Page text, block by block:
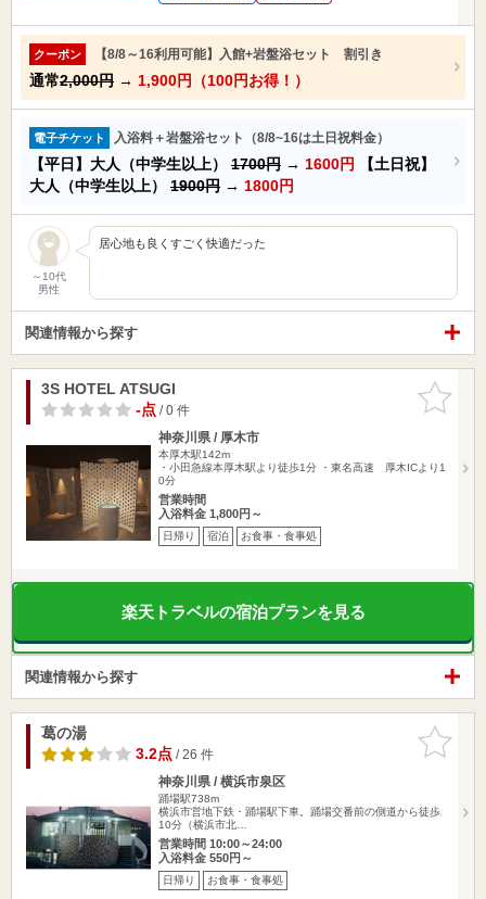
クーポン 【8/8～16利用可能】入館+岩盤浴セット 割引き
通常2,000円 → 1,900円（100円お得！）
電子チケット 入浴料＋岩盤浴セット（8/8~16は土日祝料金）
【平日】大人（中学生以上） 1700円 → 1600円
【土日祝】
大人（中学生以上） 1900円 → 1800円
～10代
男性
居心地も良くすごく快適だった
関連情報から探す
お気に入
りに追加
3S HOTEL ATSUGI
-点/ 0 件
神奈川県 / 厚木市
本厚木駅142m
・小田急線本厚木駅より徒歩1分 ・東名高速 厚木ICより1
0分
営業時間
入浴料金 1,800円～
日帰り 宿泊 お食事・食事処
楽天トラベルの宿泊プランを見る
関連情報から探す
お気に入
りに追加
葛の湯
3.2点/ 26 件
神奈川県 / 横浜市泉区
踊場駅738m
横浜市営地下鉄・踊場駅下車。踊場交番前の側道から徒歩
10分（横浜市北…
営業時間 10:00～24:00
入浴料金 550円～
日帰り お食事・食事処